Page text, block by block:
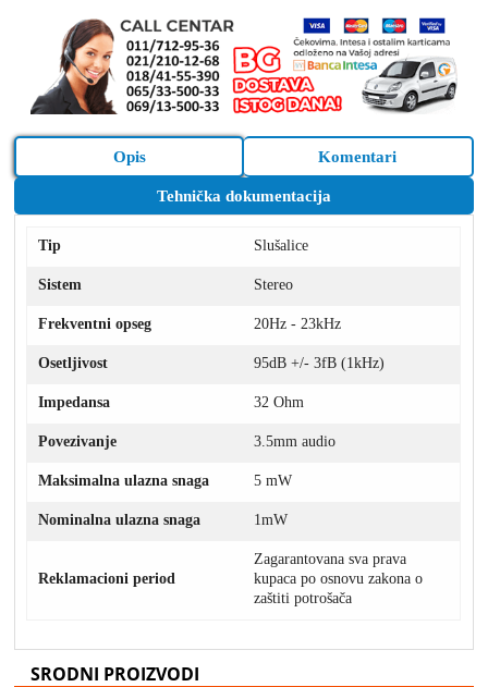
Opis
Tehnička dokumentacija
Komentari
Tip Slušalice
Sistem Stereo
Frekventni opseg 20Hz - 23kHz
Osetljivost 95dB +/- 3fB (1kHz)
Impedansa 32 Ohm
Povezivanje 3.5mm audio
Maksimalna ulazna snaga 5 mW
Nominalna ulazna snaga 1mW
Reklamacioni period
Zagarantovana sva prava
kupaca po osnovu zakona o
zaštiti potrošača
SRODNI PROIZVODI